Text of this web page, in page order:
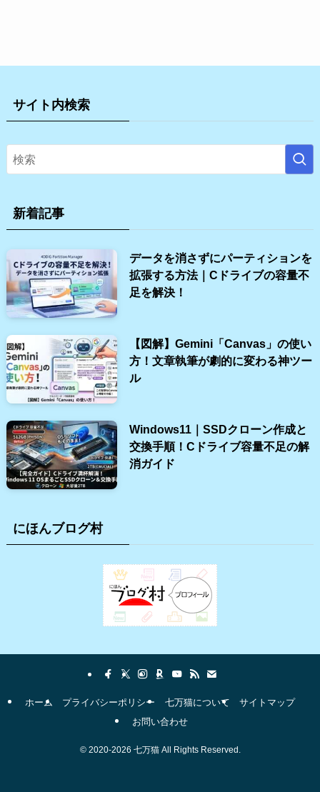
サイト内検索
新着記事
データを消さずにパーティションを
拡張する方法｜Cドライブの容量不
足を解決！
【図解】Gemini「Canvas」の使い
方！文章執筆が劇的に変わる神ツー
ル
Windows11｜SSDクローン作成と
交換手順！Cドライブ容量不足の解
消ガイド
にほんブログ村
ホーム プライバシーポリシー 七万猫について
サイトマップ
お問い合わせ
©2020-2026 七万猫 All Rights Reserved.